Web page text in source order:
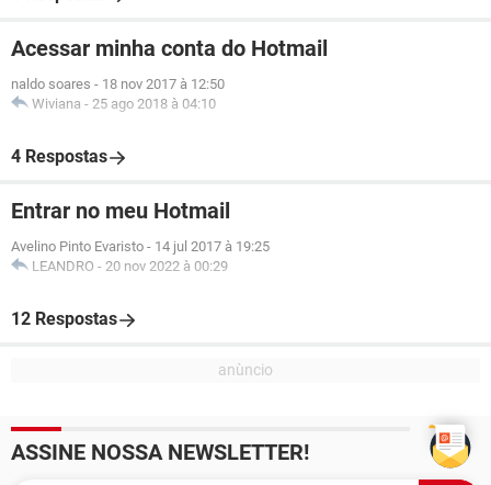
Acessar minha conta do Hotmail
naldo soares - 18 nov 2017 à 12:50
Wiviana - 25 ago 2018 à 04:10
4 Respostas
Entrar no meu Hotmail
Avelino Pinto Evaristo - 14 jul 2017 à 19:25
LEANDRO - 20 nov 2022 à 00:29
12 Respostas
ASSINE NOSSA NEWSLETTER!